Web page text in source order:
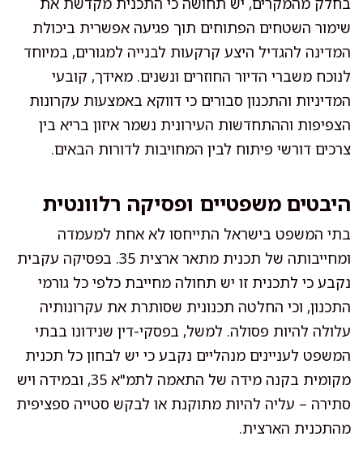
שימור השטחים הפתוחים תוך פגיעה אפשרית ביכולת
המדינה להגדיל היצע קרקעות לבנייה למגורים, במיוחד
לנוכח משברי הדיור החוזרים ונשנים. מאידך, קובעי
המדיניות והתכנון סבורים כי דווקא באמצעות עקרונות
הצפיפות וההתחדשות העירונית נשמר איזון בריא בין
צרכים דורשי פיתוח לבין המחויבות לדורות הבאים.
היבטים משפטיים ופסיקה רלוונטית
בתי המשפט בישראל התייחסו לא אחת למעמדה
ומחייבותה של תכנית מתאר ארצית 35. בפסיקה עקבית
נקבע כי לתכנית זו יש תחולה מחייבת כלפי כל גורמי
התכנון, וכי החלטה תכנונית שסותרת את עקרונותיה
עלולה להיות פסולה. למשל, בפסקי-דין שנידונו בבתי
המשפט לעניינים מנהליים נקבע כי יש לבחון כל תכנית
מקומית בקנה מידה של התאמה לתמ"א 35, ובמידה ויש
סתירה – עליה להיות מתוקנת או לבקש סטייה ספציפית
מהתכנית הארצית.